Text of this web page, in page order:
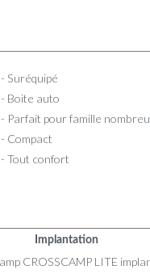
- Suréquipé
- Boite auto
- Parfait pour famille
- Compact
- Tout confort
Implantation